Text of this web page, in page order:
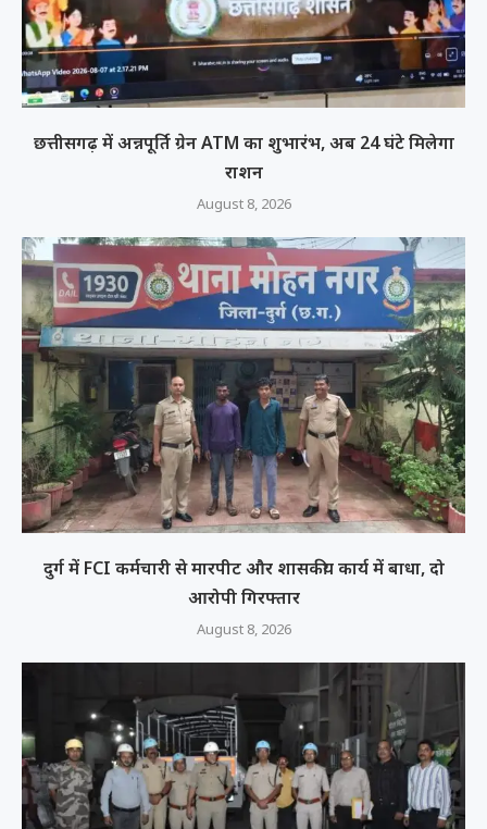
छत्तीसगढ़ में अन्नपूर्ति ग्रेन ATM का शुभारंभ, अब 24 घंटे मिलेगा
राशन
August 8, 2026
दुर्ग में FCI कर्मचारी से मारपीट और शासकीय कार्य में बाधा, दो
आरोपी गिरफ्तार
August 8, 2026